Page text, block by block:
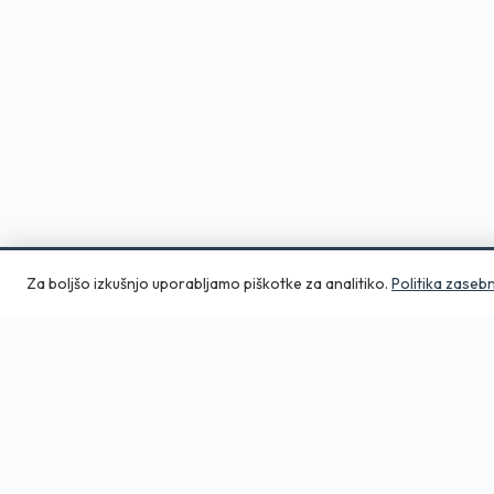
Za boljšo izkušnjo uporabljamo piškotke za analitiko. Politika